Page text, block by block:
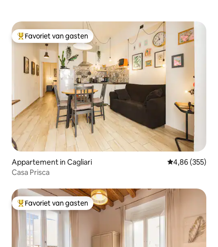
Topfavoriet van gasten
Favoriet van gasten
Appartement in Cagliari Gemiddelde
4,86 (355)
Casa Prisca
Topfavoriet van gasten
Favoriet van gasten